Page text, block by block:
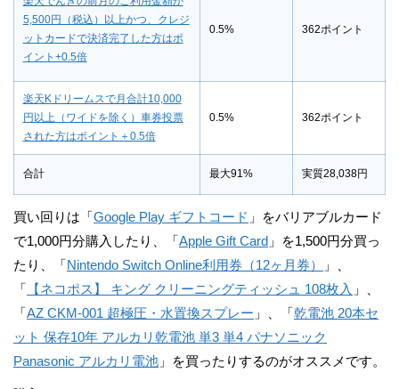
5,500円（税込）以上かつ、クレジ
ットカードで決済完了した方はポ
イント+0.5倍
0.5% 362ポイント
楽天Kドリームスで月合計10,000
円以上（ワイドを除く）車券投票
された方はポイント＋0.5倍
0.5% 362ポイント
合計 最大91% 実質28,038円
買い回りは「Google Play ギフトコード 」をバリアブルカード
で1,000円分購入したり、「Apple Gift Card 」を1,500円分買っ
たり、「Nintendo Switch Online利用券（12ヶ月券）
」、
「 【ネコポス】 キング クリーニングティッシュ 108枚入 」、
「AZ CKM-001 超極圧・水置換スプレー 」、「乾電池 20本セ
ット 保存10年 アルカリ乾電池 単3 単4 パナソニック
Panasonic アルカリ電池 」を買ったりするのがオススメです。